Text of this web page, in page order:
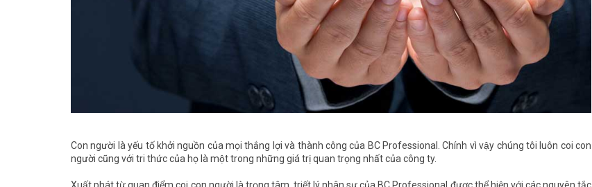
Con người là yếu tố khởi nguồn của mọi thắng lợi và thành công của BC Professional. Chính vì vậy chúng tôi luôn coi con
người cũng với tri thức của họ là một trong những giá trị quan trọng nhất của công ty.
Xuất phát từ quan điểm coi con người là trọng tâm, triết lý nhân sự của BC Professional được thể hiện với các nguyên tắc